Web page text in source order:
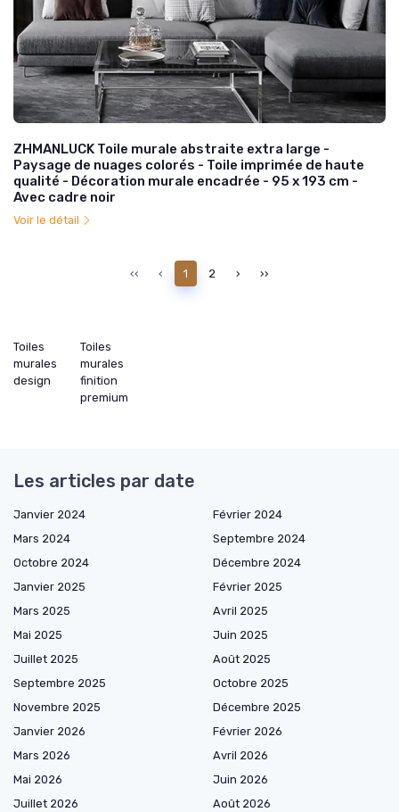
ZHMANLUCK Toile murale abstraite extra large -
Paysage de nuages colorés - Toile imprimée de haute
qualité - Décoration murale encadrée - 95 x 193 cm -
Avec cadre noir
Voir le détail
‹‹ ‹ 1 2 › ››
Toiles
murales
design
Toiles
murales
finition
premium
Les articles par date
Janvier 2024
Février 2024
Mars 2024
Septembre 2024
Octobre 2024
Décembre 2024
Janvier 2025
Février 2025
Mars 2025
Avril 2025
Mai 2025
Juin 2025
Juillet 2025
Août 2025
Septembre 2025
Octobre 2025
Novembre 2025
Décembre 2025
Janvier 2026
Février 2026
Mars 2026
Avril 2026
Mai 2026
Juin 2026
Juillet 2026
Août 2026